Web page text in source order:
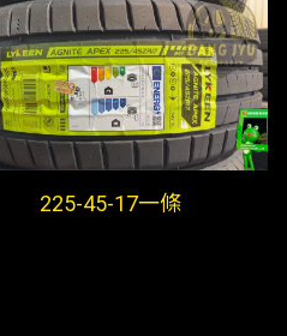
225-45-17一條